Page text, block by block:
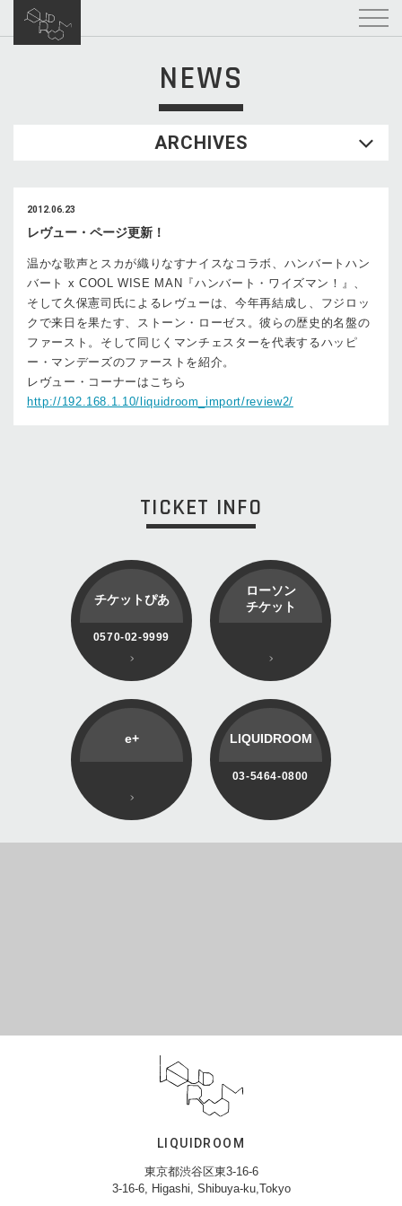
NEWS
ARCHIVES
2012.06.23
レヴュー・ページ更新！
温かな歌声とスカが織りなすナイスなコラボ、ハンバートハン
バート x COOL WISE MAN『ハンバート・ワイズマン！』、
そして久保憲司氏によるレヴューは、今年再結成し、フジロッ
クで来日を果たす、ストーン・ローゼス。彼らの歴史的名盤の
ファースト。そして同じくマンチェスターを代表するハッピ
ー・マンデーズのファーストを紹介。
レヴュー・コーナーはこちら
http://192.168.1.10/liquidroom_import/review2/
TICKET INFO
チケットぴあ
0570-02-9999
ローソン
チケット
e+ LIQUIDROOM
03-5464-0800
LIQUIDROOM
東京都渋谷区東3-16-6
3-16-6, Higashi, Shibuya-ku,Tokyo